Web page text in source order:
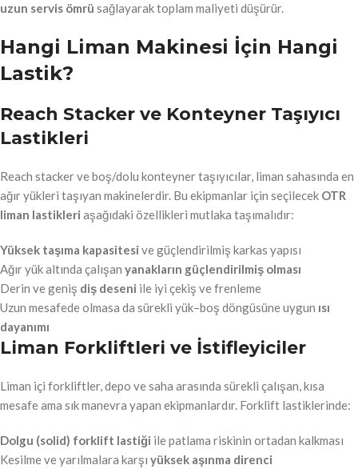
uzun servis ömrü sağlayarak toplam maliyeti düşürür.
Hangi Liman Makinesi İçin Hangi
Lastik?
Reach Stacker ve Konteyner Taşıyıcı
Lastikleri
Reach stacker ve boş/dolu konteyner taşıyıcılar, liman sahasında en
ağır yükleri taşıyan makinelerdir. Bu ekipmanlar için seçilecek OTR
liman lastikleri aşağıdaki özellikleri mutlaka taşımalıdır:
Yüksek taşıma kapasitesi ve güçlendirilmiş karkas yapısı
Ağır yük altında çalışan yanakların güçlendirilmiş olması
Derin ve geniş diş deseni ile iyi çekiş ve frenleme
Uzun mesafede olmasa da sürekli yük–boş döngüsüne uygun ısı
dayanımı
Liman Forkliftleri ve İstifleyiciler
Liman içi forkliftler, depo ve saha arasında sürekli çalışan, kısa
mesafe ama sık manevra yapan ekipmanlardır. Forklift lastiklerinde:
Dolgu (solid) forklift lastiği ile patlama riskinin ortadan kalkması
Kesilme ve yarılmalara karşı yüksek aşınma direnci